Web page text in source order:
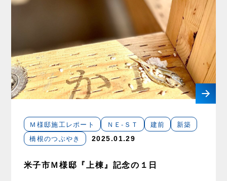
Ｍ様邸施工レポート ＮＥ-ＳＴ 建前
新築
橋根のつぶやき
2025.01.29
米子市Ｍ様邸『上棟』記念の１日